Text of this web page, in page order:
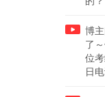
博
了
位
日电